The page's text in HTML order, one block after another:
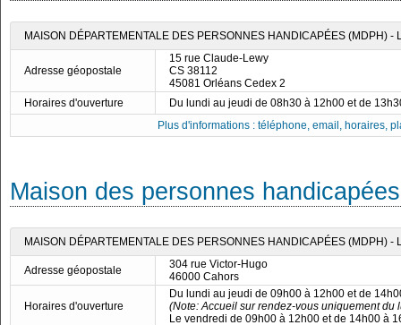
MAISON DÉPARTEMENTALE DES PERSONNES HANDICAPÉES (MDPH) -
Adresse géopostale
15 rue Claude-Lewy
CS 38112
45081 Orléans Cedex 2
Horaires d'ouverture
Du lundi au jeudi de 08h30 à 12h00 et de
Plus d'informations : téléphone, email, horaires,
Maison des personnes
MAISON DÉPARTEMENTALE DES PERSONNES HANDICAPÉES (MDPH) -
Adresse géopostale
304 rue Victor-Hugo
46000 Cahors
Horaires d'ouverture
Du lundi au jeudi de 09h00 à 12h00 et de
(Note: Accueil sur rendez-vous uniquement du
Le vendredi de 09h00 à 12h00 et de 14h00 à